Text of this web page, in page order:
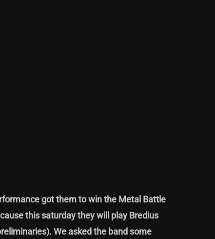
got them to win the Metal Battle
this saturday they will play Bredius
We asked the band some